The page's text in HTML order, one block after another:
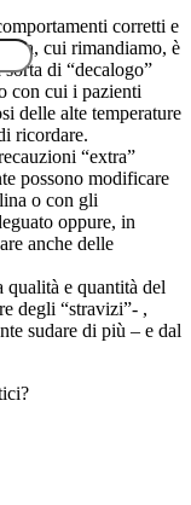
corretti e
cui rimandiamo, è
di “decalogo”
con cui i pazienti
delle alte temperature
ricordare.
“extra”
possono modificare
o con gli
oppure, in
anche delle
e quantità del
degli “stravizi”- ,
sudare di più – e dal